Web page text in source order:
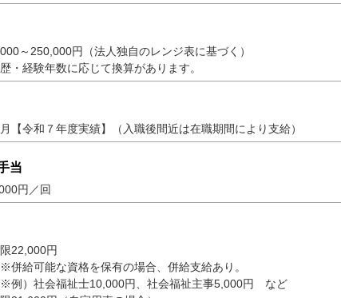
～250,000円（法人独自のレンジ表に基づく）
・経験年数に応じて換算があります。
【令和７年度実績】（入職後間近は在職期間により支給）
当
円／回
22,000円
資格を保有の場合、併給支給あり。
福祉士10,000円、社会福祉主事5,000円 など